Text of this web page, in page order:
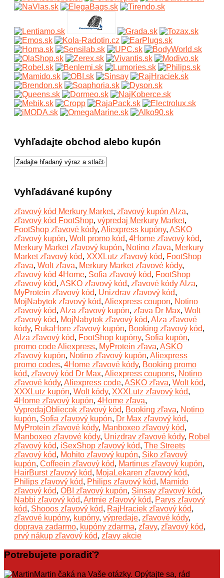
Vyhľadajte obchod alebo kupón
Vyhľadávané kupóny
zľavový kód Merkury Market, zľavový kupón Alza,
zľavový kód FootShop, výpredaj Merkury Market,
FootShop zľavové kódy, Aliexpress kupóny, ASKO
zľavový kupón, Wolt promo kód, 4Home zľavový kód,
Merkury Market zľavový kupón, Notino zľava, Merkury
Market zľavový kód, XXXLutz zľavový kód, FootShop
zľava, Wolt zľava, Merkury Market zľavové kódy,
zľavový kód 4Home, Sofia zľavový kód, FootShop
zľavový kód, ASKO zľavový kód, zľavové kódy Alza,
MyProtein zľavový kód, Unizdrav zľavový kód,
MojNabytok zľavový kód, Aliexpress coupon, Notino
zľavový kód, Alza zľavový kupón, zľava Dr Max, Wolt
zľavový kód, MojNabytok zľavový kód, Alza zľavové
kódy, RukaHore zľavový kupón, Booking zľavový kód,
Alza zľavový kód, FootShop kupóny, Sofia kupón,
promo code Aliexpress, MyProtein zľava, ASKO
zľavový kupón, Notino zľavový kupón, Aliexpress
promo codes, 4Home zľavové kódy, Booking promo
kód, zľavový kód Dr Max, Aliexpress coupons, Notino
zľavové kódy, Aliexpress code, ASKO zľava, Wolt kód,
XXXLutz kupón, Wolt kódy, XXXLutz zľavový kód,
4Home zľavový kupón, 4Home zľava,
VypredajObliecok zľavový kód, Booking zľava, Notino
kupón, Sofia zľavový kupón, Dr Max zľavový kód,
MyProtein zľavové kódy, Manboxeo zľavový kód,
Manboxeo zľavové kódy, Unizdrav zľavové kódy, Robel
zľavový kód, iSexShop zľavový kód, The Streets
zľavový kód, Mohito zľavový kupón, Siko zľavový
kupón, Coffeein zľavový kód, Martinus zľavový kupón,
HairBurst zľavový kód, MojaLekaren zľavový kód,
Philips zľavový kód, Philips zľavový kód, Mamido
zľavový kód, OBI zľavový kupón, Sinsay zľavový kód,
Nabbi zľavový kód, Artmie zľavový kód, Parys zľavový
kód, Shooos zľavový kód, RajHraciek zľavový kód,
zľavové kupóny, kupóny, výpredaje, zľavové kódy,
doprava zadarmo, kupóny zdarma, zľavy, zľavový kód,
prvý nákup zľavový kód, zľavy akcie
Potrebujete poradiť?
Martin čaká na Vaše otázky. Opýtajte sa, rád